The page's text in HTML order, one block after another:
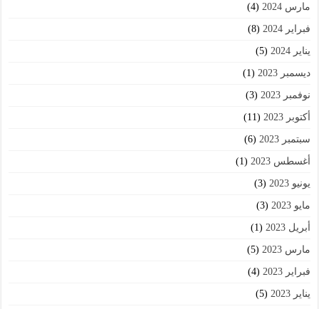
مارس 2024 (4)
فبراير 2024 (8)
يناير 2024 (5)
ديسمبر 2023 (1)
نوفمبر 2023 (3)
أكتوبر 2023 (11)
سبتمبر 2023 (6)
أغسطس 2023 (1)
يونيو 2023 (3)
مايو 2023 (3)
أبريل 2023 (1)
مارس 2023 (5)
فبراير 2023 (4)
يناير 2023 (5)